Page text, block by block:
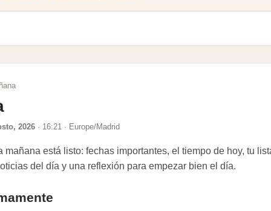
2026 · 16:21 · Europe/Madrid
mañana está listo: fechas importantes, el tiempo de hoy, tu
del día y una reflexión para empezar bien el día.